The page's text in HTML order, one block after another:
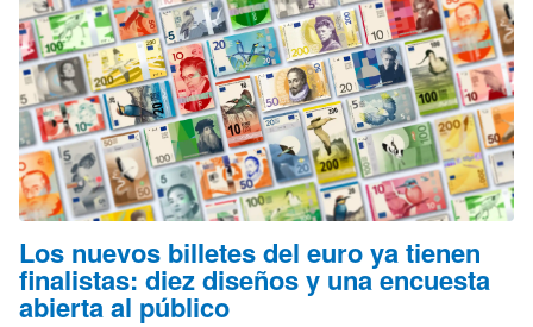
Los nuevos billetes del euro ya tienen
finalistas: diez diseños y una encuesta
abierta al público